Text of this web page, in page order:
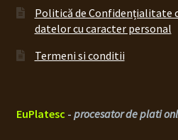
Politică de Confidențialitate
datelor cu caracter personal
Termeni si conditii
EuPlatesc - procesator de plati